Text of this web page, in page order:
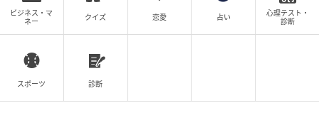
ビジネス・マ
ネー
クイズ 恋愛 占い
心理テスト・
診断
スポーツ 診断